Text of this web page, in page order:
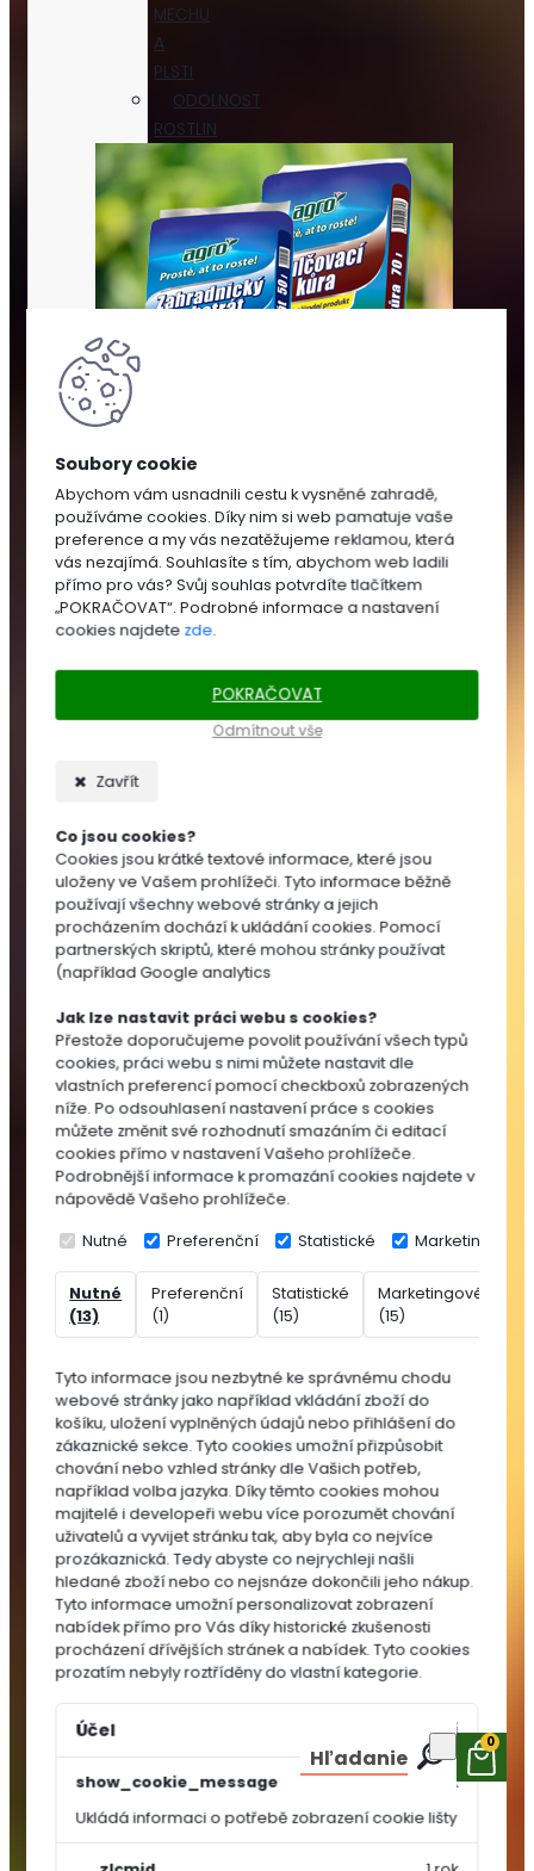
Abychom vám usnadnili cestu k vysněné zahradě,
používáme cookies. Díky nim si web pamatuje vaše
preference a my vás nezatěžujeme reklamou, která
vás nezajímá. Souhlasíte s tím, abychom web ladili
přímo pro vás? Svůj souhlas potvrdíte tlačítkem
„POKRAČOVAT“. Podrobné informace a nastavení
cookies najdete zde.
Odmítnout vše
POKRAČOVAT
Zavřít
Co jsou cookies?
Cookies jsou krátké textové informace, které jsou
uloženy ve Vašem prohlížeči. Tyto informace běžně
používají všechny webové stránky a jejich
procházením dochází k ukládání cookies. Pomocí
partnerských skriptů, které mohou stránky používat
(například Google analytics
Jak lze nastavit práci webu s cookies?
Přestože doporučujeme povolit používání všech typů
cookies, práci webu s nimi můžete nastavit dle
vlastních preferencí pomocí checkboxů zobrazených
níže. Po odsouhlasení nastavení práce s cookies
můžete změnit své rozhodnutí smazáním či editací
cookies přímo v nastavení Vašeho prohlížeče.
Podrobnější informace k promazání cookies najdete v
nápovědě Vašeho prohlížeče.
Nutné Preferenční Statistické Marketingové
Nutné
(13)
Preferenční
(1)
Statistické
(15)
Marketingové
(15)
Tyto informace jsou nezbytné ke správnému chodu
webové stránky jako například vkládání zboží do
košíku, uložení vyplněných údajů nebo přihlášení do
zákaznické sekce. Tyto cookies umožní přizpůsobit
chování nebo vzhled stránky dle Vašich potřeb,
například volba jazyka. Díky těmto cookies mohou
majitelé i developeři webu více porozumět chování
uživatelů a vyvijet stránku tak, aby byla co nejvíce
prozákaznická. Tedy abyste co nejrychleji našli
hledané zboží nebo co nejsnáze dokončili jeho nákup.
Tyto informace umožní personalizovat zobrazení
nabídek přímo pro Vás díky historické zkušenosti
procházení dřívějších stránek a nabídek. Tyto cookies
prozatím nebyly roztříděny do vlastní kategorie.
Účel Vypršení
show_cookie_message
Ukládá informaci o potřebě zobrazení cookie lišty
1 rok
MECHU
A
PLSTI
ODOLNOST
ROSTLIN
SUBSTRÁTY
MULČOVÁNÍ
SUBSTRÁTY
Zahradnické
substráty
výsev
a
množení
Substráty
pro
pokojovky
Substráty
pro
balkónovky
Substráty
pro
okrasné
dřeviny
Speciální
substráty
Rašelina
Přísady
substrátů
MULČOVACÍ
KŮRA
SEMÍNKA
Hľadanie
0